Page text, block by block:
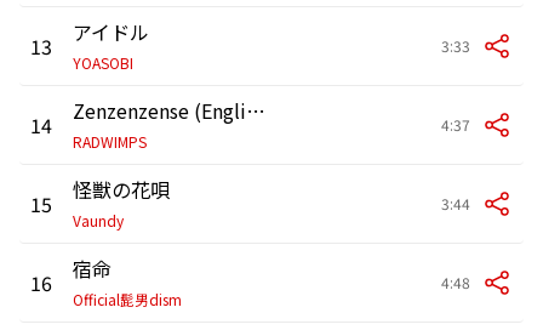
13 アイドル
YOASOBI
3:33
14 Zenzenzense (English ver.)
RADWIMPS
4:37
15 怪獣の花唄
Vaundy
3:44
16 宿命
Official髭男dism
4:48